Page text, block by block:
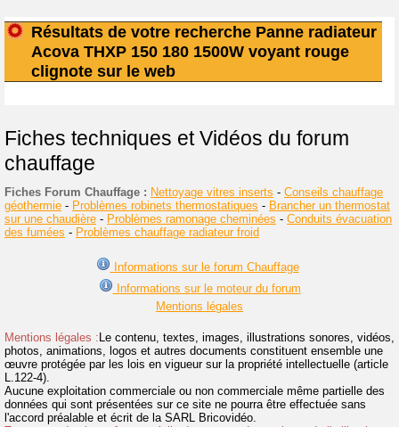
Résultats de votre recherche Panne radiateur
Acova THXP 150 180 1500W voyant rouge
clignote sur le web
Fiches techniques et Vidéos du forum
chauffage
Fiches Forum Chauffage : Nettoyage vitres inserts - Conseils chauffage
géothermie - Problèmes robinets thermostatiques - Brancher un thermostat
sur une chaudière - Problèmes ramonage cheminées - Conduits évacuation
des fumées - Problèmes chauffage radiateur froid
Informations sur le forum Chauffage
Informations sur le moteur du forum
Mentions légales
Mentions légales : Le contenu, textes, images, illustrations sonores, vidéos,
photos, animations, logos et autres documents constituent ensemble une
œuvre protégée par les lois en vigueur sur la propriété intellectuelle (article
L.122-4).
Aucune exploitation commerciale ou non commerciale même partielle des
données qui sont présentées sur ce site ne pourra être effectuée sans
l'accord préalable et écrit de la SARL Bricovidéo.